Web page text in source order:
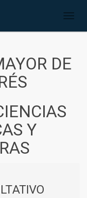
DE
Y